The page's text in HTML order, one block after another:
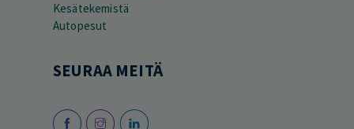
Kesätekemistä
Autopesut
SEURAA MEITÄ